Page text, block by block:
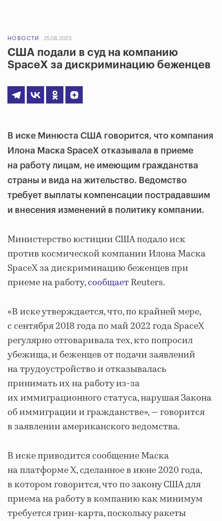
НОВОСТИ 25.08.2023
США подали в суд на компанию
SpaceX за дискриминацию беженцев
В иске Минюста США говорится, что компания
Илона Маска SpaceX отказывала в приеме
на работу лицам, не имеющим гражданства
страны и вида на жительство. Ведомство
требует выплаты компенсации пострадавшим
и внесения изменений в политику компании.
Министерство юстиции США подало иск
против космической компании Илона Маска
SpaceX за дискриминацию беженцев при
приеме на работу,сообщаетReuters.
«В иске утверждается, что, по крайней мере,
с сентября 2018 года по май 2022 года SpaceX
регулярно отговаривала тех, кто попросил
убежища, и беженцев от подачи заявлений
на трудоустройство и отказывалась
принимать их на работу из-за
их иммиграционного статуса, нарушая Закона
об иммиграции и гражданстве», — говорится
в заявлении американского ведомства.
В иске приводится сообщение Маска
на платформе X, сделанное в июне 2020 года,
в котором говорится, что по закону США для
приема на работу в компанию как минимум
требуется грин-карта, поскольку ракеты